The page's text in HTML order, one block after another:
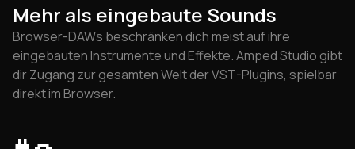
Mehr als eingebaute Sounds
Browser-DAWs beschränken dich meist auf ihre
eingebauten Instrumente und Effekte. Amped Studio gibt
dir Zugang zur gesamten Welt der VST-Plugins, spielbar
direkt im Browser.